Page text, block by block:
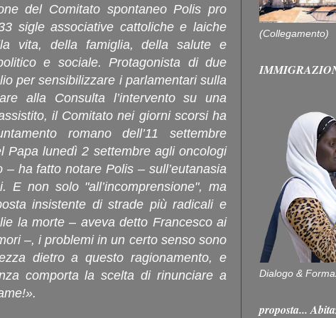
del Comitato spontaneo Polis pro
sigle associative cattoliche e laiche
vita, della famiglia, della salute e
e sociale. Protagonista di due
per sensibilizzare i parlamentari sulla
alla Consulta l’intervento su una
il Comitato nei giorni scorsi ha
romano dell’11 settembre
Papa lunedì 2 settembre agli oncologi
ha fatto notare Polis – sull’eutanasia
E non solo "all’incomprensione", ma
insistente di strade più radicali e
la morte – aveva detto Francesco ai
–, i problemi in un certo senso sono
dietro a questo ragionamento, e
comporta la scelta di rinunciare a
(Collegamento)
Dialogo &
proposta...